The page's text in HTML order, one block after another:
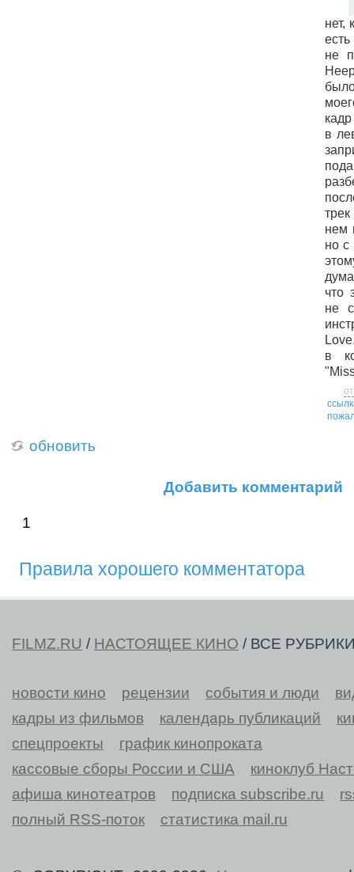
нет,
есть
не
в
нем
но с
что
не
в
обновить
Добавить комментарий
1
Правила хорошего комментатора
FILMZ.RU / НАСТОЯЩЕЕ КИНО / ВСЕ
новости кино рецензии события и люди
кадры из фильмов
календарь публикаций
спецпроекты
график кинопроката
кассовые сборы России и США
киноклуб
афиша кинотеатров
подписка subscribe.ru
полный RSS-поток
статистика mail.ru